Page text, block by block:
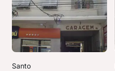
Santo